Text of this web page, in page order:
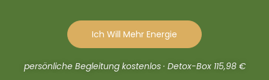
Ich Will Mehr Energie
persönliche Begleitung kostenlos · Detox-Box 115,98 €